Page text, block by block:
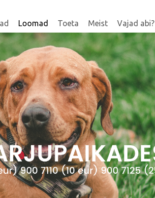
Loomad Toeta Meist Vajad abi?